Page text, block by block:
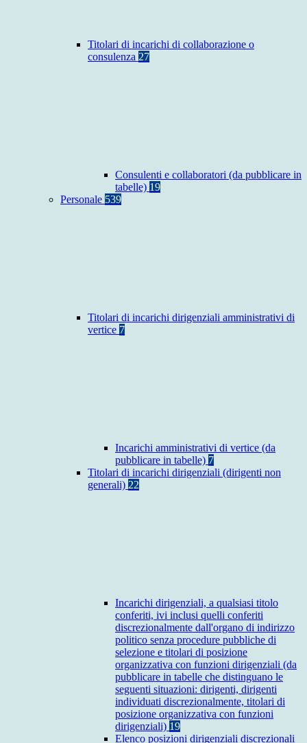
Titolari di incarichi di collaborazione o
consulenza 27
Consulenti e collaboratori (da pubblicare in
tabelle) 19
Personale 539
Titolari di incarichi dirigenziali amministrativi di
vertice 7
Incarichi amministrativi di vertice (da
pubblicare in tabelle) 7
Titolari di incarichi dirigenziali (dirigenti non
generali) 22
Incarichi dirigenziali, a qualsiasi titolo
conferiti, ivi inclusi quelli conferiti
discrezionalmente dall'organo di indirizzo
politico senza procedure pubbliche di
selezione e titolari di posizione
organizzativa con funzioni dirigenziali (da
pubblicare in tabelle che distinguano le
seguenti situazioni: dirigenti, dirigenti
individuati discrezionalmente, titolari di
posizione organizzativa con funzioni
dirigenziali) 19
Elenco posizioni dirigenziali discrezionali